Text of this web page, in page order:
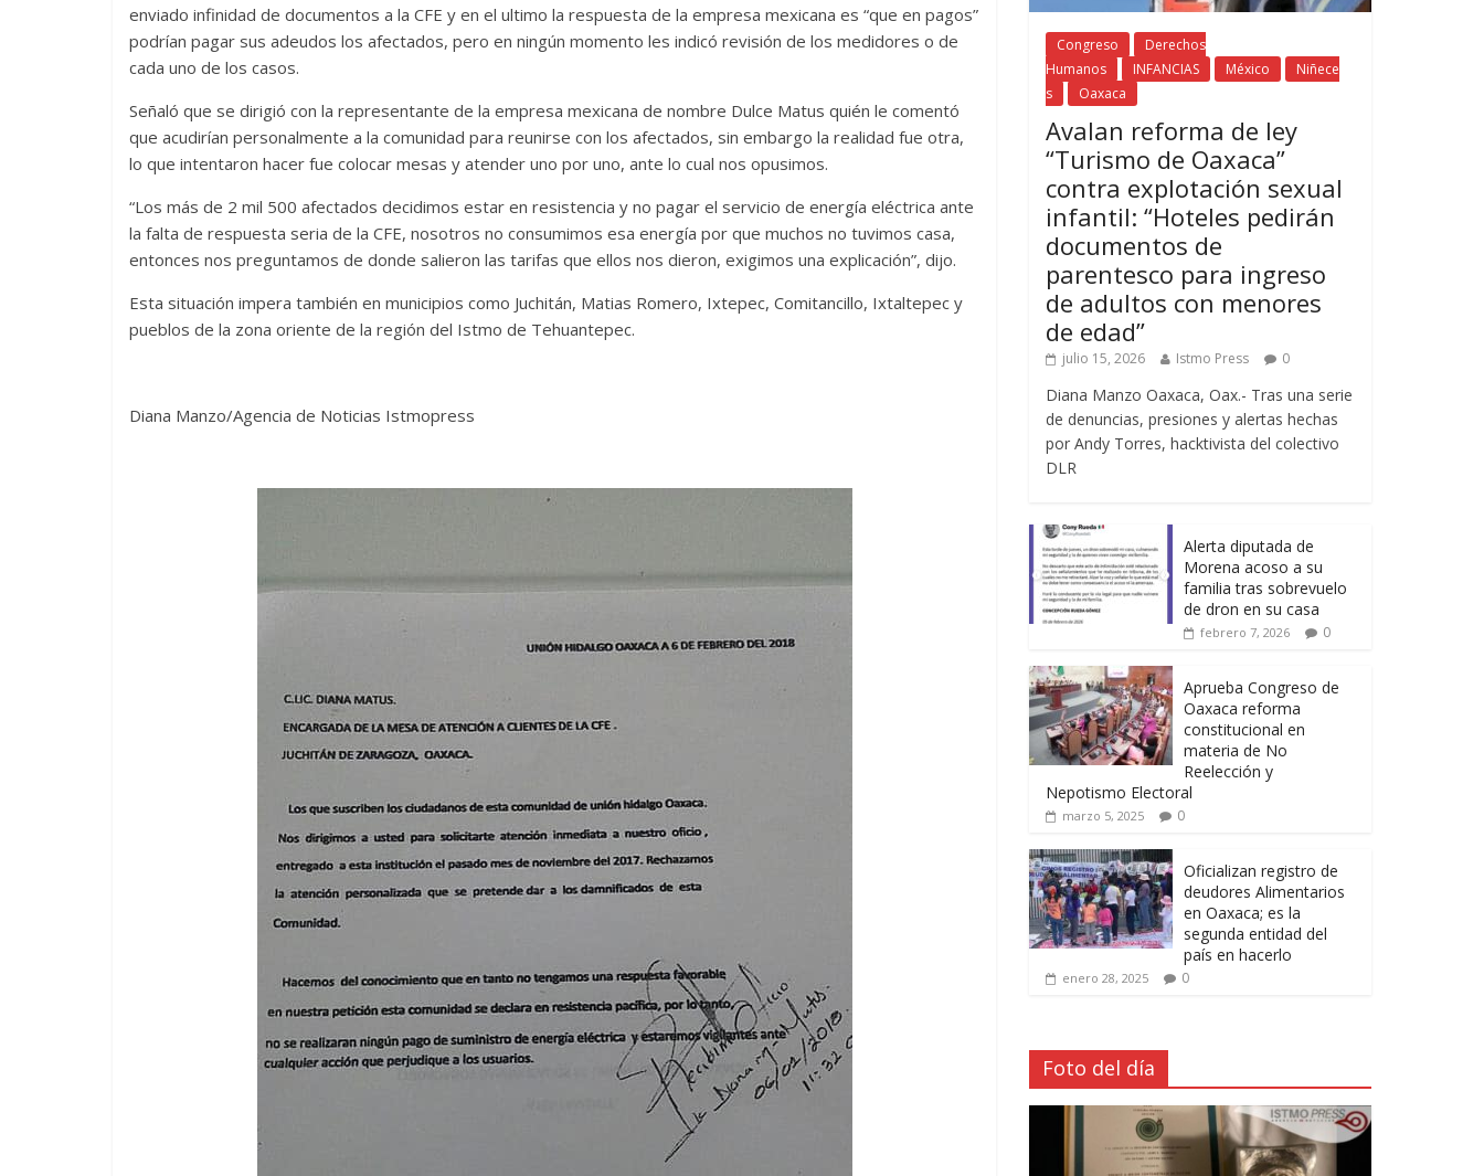
enviado infinidad de documentos a la CFE y en el ultimo la respuesta de la empresa mexicana es “que en pagos”
podrían pagar sus adeudos los afectados, pero en ningún momento les indicó revisión de los medidores o de
cada uno de los casos.
Señaló que se dirigió con la representante de la empresa mexicana de nombre Dulce Matus quién le comentó
que acudirían personalmente a la comunidad para reunirse con los afectados, sin embargo la realidad fue otra,
lo que intentaron hacer fue colocar mesas y atender uno por uno, ante lo cual nos opusimos.
“Los más de 2 mil 500 afectados decidimos estar en resistencia y no pagar el servicio de energía eléctrica ante
la falta de respuesta seria de la CFE, nosotros no consumimos esa energía por que muchos no tuvimos casa,
entonces nos preguntamos de donde salieron las tarifas que ellos nos dieron, exigimos una explicación”, dijo.
Esta situación impera también en municipios como Juchitán, Matias Romero, Ixtepec, Comitancillo, Ixtaltepec y
pueblos de la zona oriente de la región del Istmo de Tehuantepec.
Diana Manzo/Agencia de Noticias Istmopress
Congreso
Derechos
Humanos
INFANCIAS México
Niñece
s
Oaxaca
Avalan reforma de ley
“Turismo de Oaxaca”
contra explotación sexual
infantil: “Hoteles pedirán
documentos de
parentesco para ingreso
de adultos con menores
de edad”
julio 15, 2026 Istmo Press 0
Diana Manzo Oaxaca, Oax.- Tras una serie
de denuncias, presiones y alertas hechas
por Andy Torres, hacktivista del colectivo
DLR
Alerta diputada de
Morena acoso a su
familia tras sobrevuelo
de dron en su casa
febrero 7, 2026 0
Aprueba Congreso de
Oaxaca reforma
constitucional en
materia de No
Reelección y
Nepotismo Electoral
marzo 5, 2025 0
Oficializan registro de
deudores Alimentarios
en Oaxaca; es la
segunda entidad del
país en hacerlo
enero 28, 2025 0
Foto del día